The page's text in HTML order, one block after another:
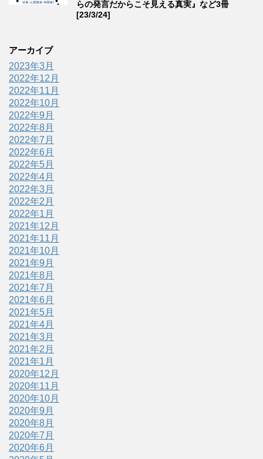
らの発言だからこそ見える真実』など3冊
[23/3/24]
アーカイブ
2023年3月
2022年12月
2022年11月
2022年10月
2022年9月
2022年8月
2022年7月
2022年6月
2022年5月
2022年4月
2022年3月
2022年2月
2022年1月
2021年12月
2021年11月
2021年10月
2021年9月
2021年8月
2021年7月
2021年6月
2021年5月
2021年4月
2021年3月
2021年2月
2021年1月
2020年12月
2020年11月
2020年10月
2020年9月
2020年8月
2020年7月
2020年6月